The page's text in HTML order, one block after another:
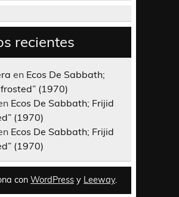
recientes
en Ecos De Sabbath;
(1970)
Ecos De Sabbath; Frijid
(1970)
Ecos De Sabbath; Frijid
(1970)
con WordPress y Leeway.